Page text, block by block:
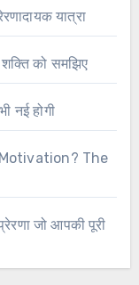
यात्रा
को समझिए
नई होगी
The
जो आपकी पूरी